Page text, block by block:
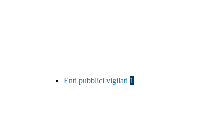
Enti pubblici vigilati 1